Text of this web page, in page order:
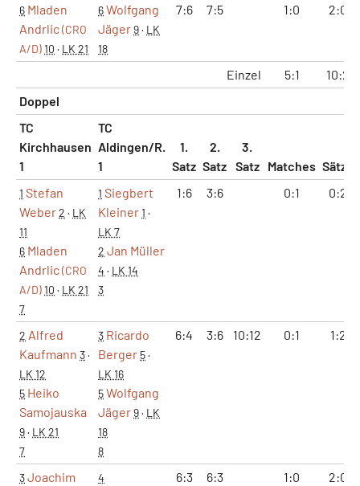
6 Mladen
Andrlic(CRO
A/D)10 · LK 21
6Wolfgang
Jäger9· LK
18
7:6 7:5 1:0 2:0
Einzel 5:1
10:2
Doppel
TC
Kirchhausen
1
TC
Aldingen/R.
1
1.
Satz
2.
Satz
3.
Satz
Matches Sätze
1 Stefan
Weber2 · LK
11
6 Mladen
Andrlic(CRO
A/D)10 · LK 21
7
1 Siegbert
Kleiner1 ·
LK 7
2 Jan Müller
4 · LK 14
3
1:6 3:6 0:1 0:2
2 Alfred
Kaufmann 3·
LK 12
5 Heiko
Samojauska
9· LK 21
7
3 Ricardo
Berger 5·
LK 16
5Wolfgang
Jäger9· LK
18
8
6:4 3:6 10:12 0:1 1:2
3Joachim
4 6:3 6:3 1:0 2:0